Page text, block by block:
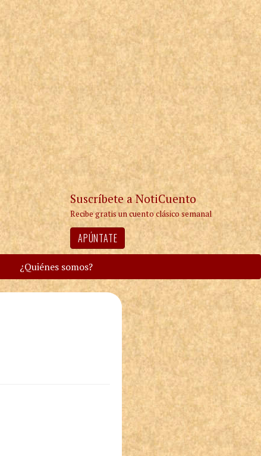
Suscríbete a NotiCuento
Recibe gratis un cuento clásico semanal
APÚNTATE
¿Quiénes somos?